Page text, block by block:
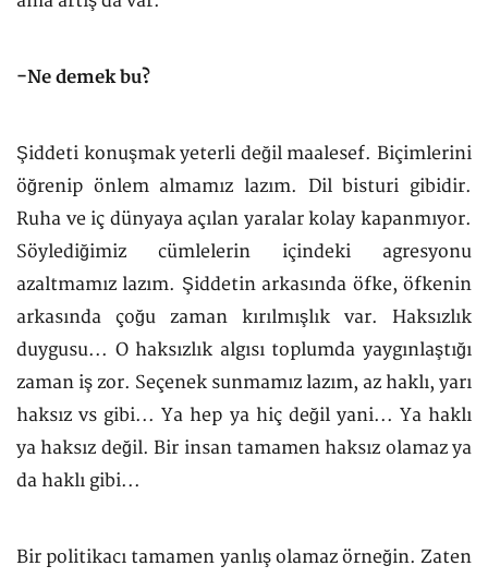
-Ne demek bu?
Şiddeti konuşmak yeterli değil maalesef. Biçimlerini
öğrenip önlem almamız lazım. Dil bisturi gibidir.
Ruha ve iç dünyaya açılan yaralar kolay kapanmıyor.
Söylediğimiz cümlelerin içindeki agresyonu
azaltmamız lazım. Şiddetin arkasında öfke, öfkenin
arkasında çoğu zaman kırılmışlık var. Haksızlık
duygusu... O haksızlık algısı toplumda yaygınlaştığı
zaman iş zor. Seçenek sunmamız lazım, az haklı, yarı
haksız vs gibi... Ya hep ya hiç değil yani... Ya haklı
ya haksız değil. Bir insan tamamen haksız olamaz ya
da haklı gibi...
Bir politikacı tamamen yanlış olamaz örneğin. Zaten